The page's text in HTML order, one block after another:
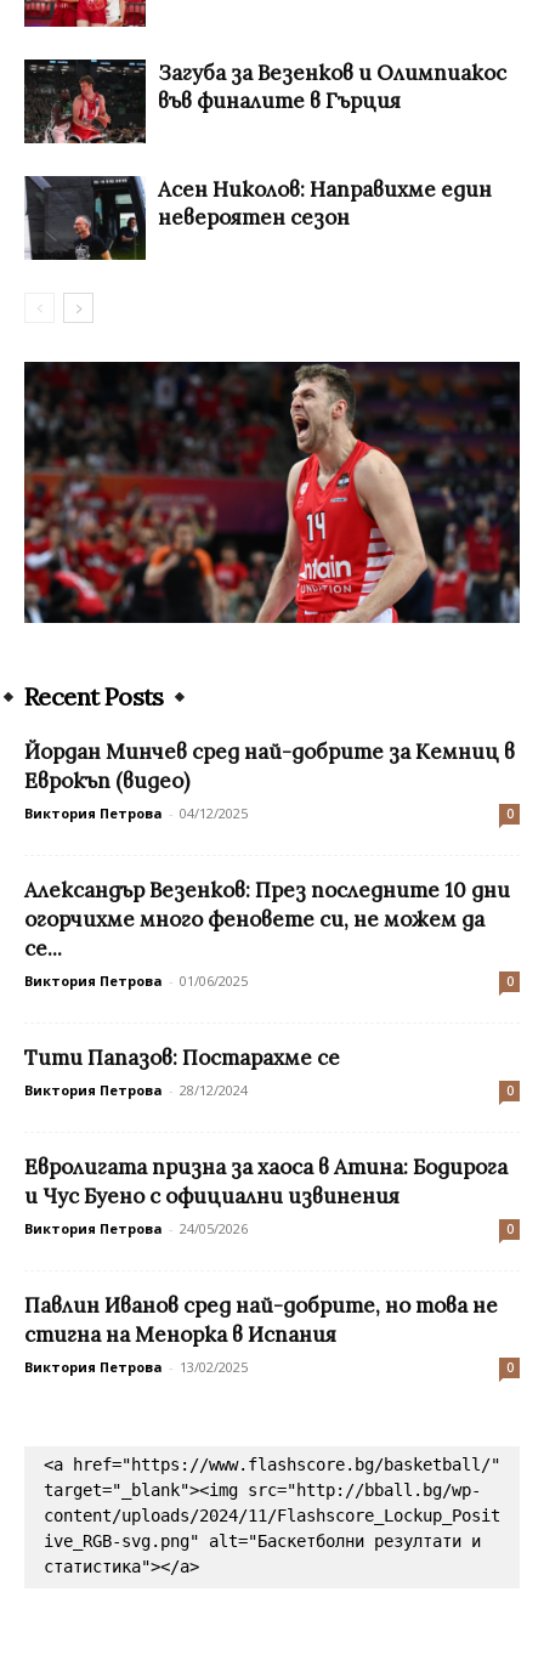
Загуба за Везенков и Олимпиакос
във финалите в Гърция
Асен Николов: Направихме един
невероятен сезон
Recent Posts
Йордан Минчев сред най-добрите за Кемниц в
Еврокъп (видео)
Виктория Петрова - 04/12/2025 0
Александър Везенков: През последните 10 дни
огорчихме много феновете си, не можем да
се...
Виктория Петрова - 01/06/2025 0
Тити Папазов: Постарахме се
Виктория Петрова - 28/12/2024 0
Евролигата призна за хаоса в Атина: Бодирога
и Чус Буено с официални извинения
Виктория Петрова - 24/05/2026 0
Павлин Иванов сред най-добрите, но това не
стигна на Менорка в Испания
Виктория Петрова - 13/02/2025 0
<a href="https://www.flashscore.bg/basketball/"
target="_blank"><img src="http://bball.bg/wp-
content/uploads/2024/11/Flashscore_Lockup_Posit
ive_RGB-svg.png" alt="Баскетболни резултати и
статистика"></a>